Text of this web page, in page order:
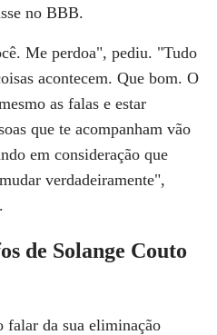
no BBB.
Me perdoa", pediu. "Tudo
acontecem. Que bom. O
as falas e estar
que te acompanham vão
em consideração que
verdadeiramente",
de Solange Couto
falar da sua eliminação